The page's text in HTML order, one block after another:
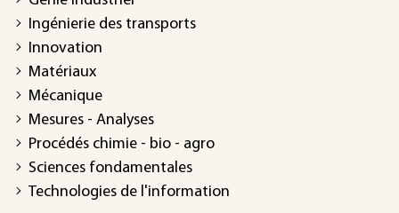
Ingénierie des transports
Innovation
Matériaux
Mécanique
Mesures - Analyses
Procédés chimie - bio - agro
Sciences fondamentales
Technologies de l'information